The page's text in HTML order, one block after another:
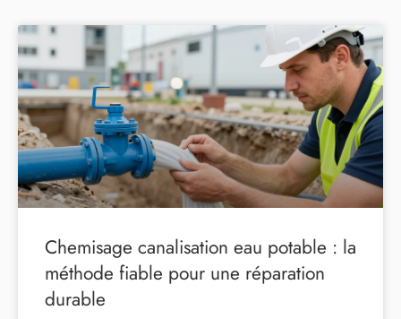
Chemisage canalisation eau potable : la
méthode fiable pour une réparation
durable